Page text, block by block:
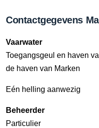
Contactgegevens
Vaarwater
Toegangsgeul en haven
de haven van Marken
Eén helling aanwezig
Beheerder
Particulier